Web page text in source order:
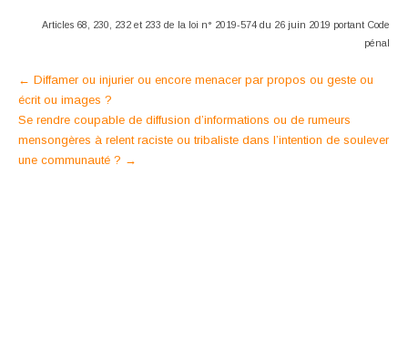
Articles 68, 230, 232 et 233 de la loi n° 2019-574 du 26 juin 2019 portant Code
pénal
Post
navigation
← Diffamer ou injurier ou encore menacer par propos ou geste ou
écrit ou images ?
Se rendre coupable de diffusion d’informations ou de rumeurs
mensongères à relent raciste ou tribaliste dans l’intention de soulever
une communauté ? →